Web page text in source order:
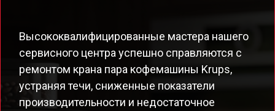
Высококвалифицированные мастера нашего
сервисного центра успешно справляются с
ремонтом крана пара кофемашины Krups,
устраняя течи, сниженные показатели
производительности и недостаточное